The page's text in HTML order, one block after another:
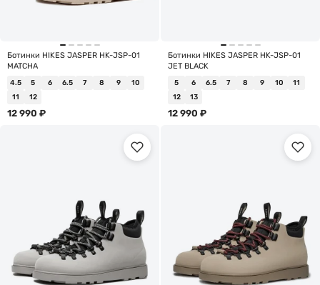
Ботинки HIKES JASPER HK-JSP-01
MATCHA
4.5 5 6 6.5 7 8 9
10
11
12
12 990 ₽
Ботинки HIKES JASPER HK-JSP-01
JET BLACK
5 6 6.5 7 8 9 10
11
12
13
12 990 ₽